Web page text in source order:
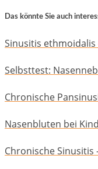
Das könnte Sie auch
Sinusitis
Selbsttest:
Chronische
Nasenbluten bei
Chronische